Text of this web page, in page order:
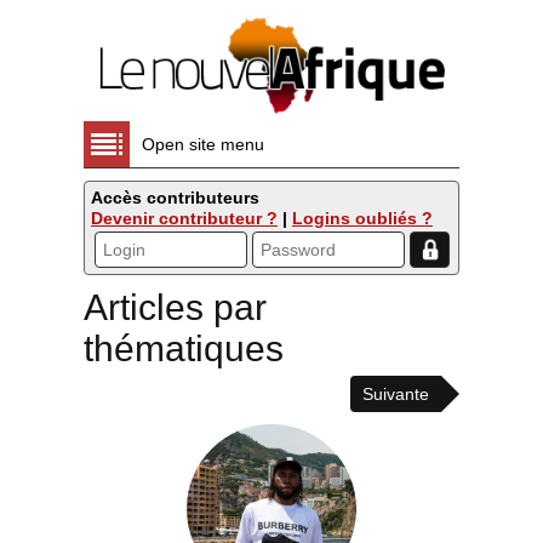
Open site menu
Accès contributeurs
Devenir contributeur ? | Logins oubliés ?
Articles par
thématiques
Suivante